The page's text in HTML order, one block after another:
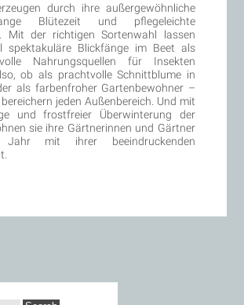
durch ihre außergewöhnliche
Blütezeit und pflegeleichte
Mit der richtigen Sortenwahl lassen
spektakuläre Blickfänge im Beet als
Nahrungsquellen für Insekten
ob als prachtvolle Schnittblume in
als farbenfroher Gartenbewohner –
jeden Außenbereich. Und mit
und frostfreier Überwinterung der
sie ihre Gärtnerinnen und Gärtner
mit ihrer beeindruckenden